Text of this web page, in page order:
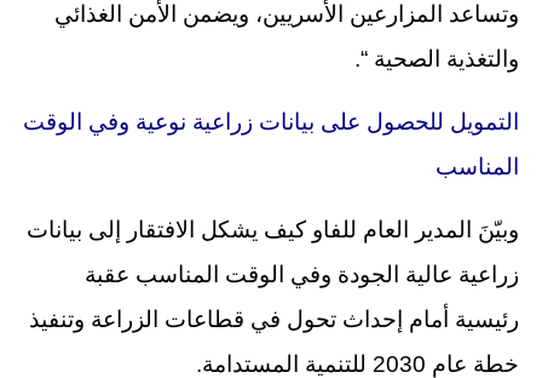
وتساعد المزارعين الأسريين، ويضمن الأمن الغذائي
والتغذية الصحية “.
التمويل للحصول على بيانات زراعية نوعية وفي الوقت
المناسب
وبيّنَ المدير العام للفاو كيف يشكل الافتقار إلى بيانات
زراعية عالية الجودة وفي الوقت المناسب عقبة
رئيسية أمام إحداث تحول في قطاعات الزراعة وتنفيذ
خطة عام 2030 للتنمية المستدامة.